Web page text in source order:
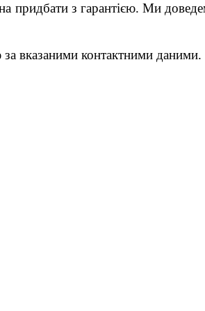
придбати з гарантією. Ми
за вказаними контактними даними.